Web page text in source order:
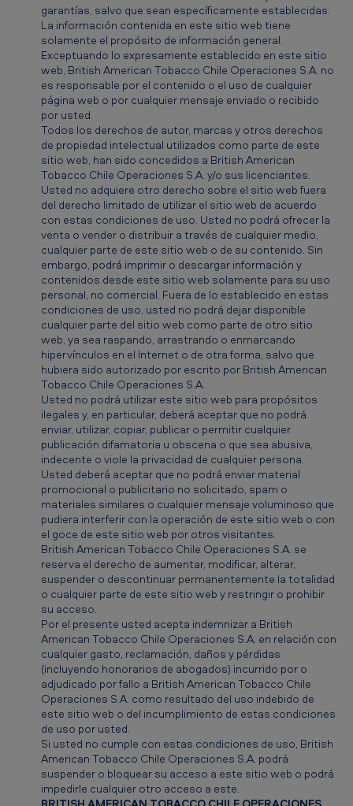
garantías, salvo que sean específicamente establecidas.
La información contenida en este sitio web tiene
solamente el propósito de información general.
Exceptuando lo expresamente establecido en este sitio
web, British American Tobacco Chile Operaciones S.A. no
es responsable por el contenido o el uso de cualquier
página web o por cualquier mensaje enviado o recibido
por usted.
Todos los derechos de autor, marcas y otros derechos
de propiedad intelectual utilizados como parte de este
sitio web, han sido concedidos a British American
Tobacco Chile Operaciones S.A. y/o sus licenciantes.
Usted no adquiere otro derecho sobre el sitio web fuera
del derecho limitado de utilizar el sitio web de acuerdo
con estas condiciones de uso. Usted no podrá ofrecer la
venta o vender o distribuir a través de cualquier medio,
cualquier parte de este sitio web o de su contenido. Sin
embargo, podrá imprimir o descargar información y
contenidos desde este sitio web solamente para su uso
personal, no comercial. Fuera de lo establecido en estas
condiciones de uso, usted no podrá dejar disponible
cualquier parte del sitio web como parte de otro sitio
web, ya sea raspando, arrastrando o enmarcando
hipervínculos en el Internet o de otra forma, salvo que
hubiera sido autorizado por escrito por British American
Tobacco Chile Operaciones S.A..
Usted no podrá utilizar este sitio web para propósitos
ilegales y, en particular, deberá aceptar que no podrá
enviar, utilizar, copiar, publicar o permitir cualquier
publicación difamatoria u obscena o que sea abusiva,
indecente o viole la privacidad de cualquier persona.
Usted deberá aceptar que no podrá enviar material
promocional o publicitario no solicitado, spam o
materiales similares o cualquier mensaje voluminoso que
pudiera interferir con la operación de este sitio web o con
el goce de este sitio web por otros visitantes.
British American Tobacco Chile Operaciones S.A. se
reserva el derecho de aumentar, modificar, alterar,
suspender o descontinuar permanentemente la totalidad
o cualquier parte de este sitio web y restringir o prohibir
su acceso.
Por el presente usted acepta indemnizar a British
American Tobacco Chile Operaciones S.A. en relación con
cualquier gasto, reclamación, daños y pérdidas
(incluyendo honorarios de abogados) incurrido por o
adjudicado por fallo a British American Tobacco Chile
Operaciones S.A. como resultado del uso indebido de
este sitio web o del incumplimiento de estas condiciones
de uso por usted.
Si usted no cumple con estas condiciones de uso, British
American Tobacco Chile Operaciones S.A. podrá
suspender o bloquear su acceso a este sitio web o podrá
impedirle cualquier otro acceso a este.